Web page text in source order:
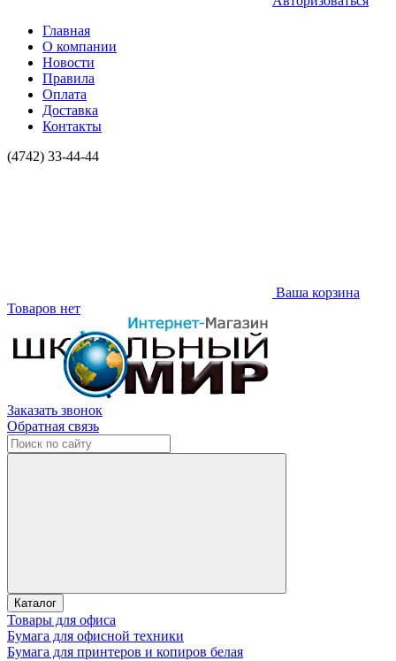
Главная
О компании
Новости
Правила
Оплата
Доставка
Контакты
(4742) 33-44-44
Ваша корзина
Товаров нет
Заказать звонок
Обратная связь
Каталог
Товары для офиса
Бумага для офисной техники
Бумага для принтеров и копиров белая